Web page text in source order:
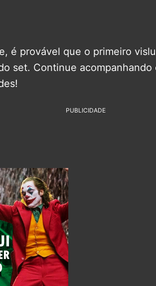
é provável que o primeiro
set. Continue acompanhando
PUBLICIDADE